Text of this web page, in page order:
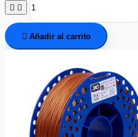
 
 Añadir al carrito